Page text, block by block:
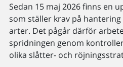
Sedan 15 maj 2026 finns en
som ställer krav på
arter. Det pågår därför
spridningen genom
olika slåtter- och